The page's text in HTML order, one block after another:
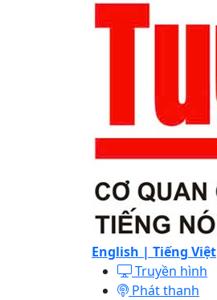
English | Tiếng Việt
Truyền hình
Phát thanh